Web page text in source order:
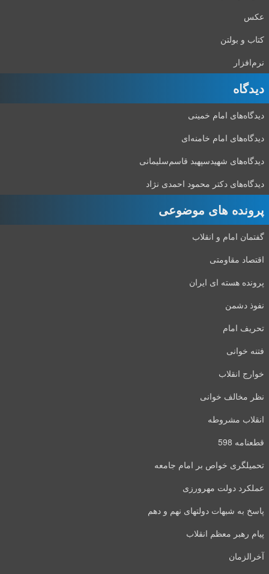
عکس
کتاب و بولتن
نرم‌افزار
دیدگاه‌
دیدگاه‌های امام خمینی
دیدگاه‌های امام خامنه‌ای
دیدگاه‌های شهید‌سپهبد قاسم‌سلیمانی
دیدگاه‌های دکتر محمود احمدی نژاد
پرونده های موضوعی
گفتمان امام و انقلاب
اقتصاد مقاومتی
پرونده هسته ای ایران
نفوذ دشمن
تحریف امام
فتنه خوانی
خوارج انقلاب
نظر مخالف خوانی
انقلاب مشروطه
قطعنامه 598
تحمیلگری خواص بر امام جامعه
عملکرد دولت مهرورزی
پاسخ به شبهات دولتهای نهم و دهم
پیام رهبر معظم انقلاب
آخرالزمان